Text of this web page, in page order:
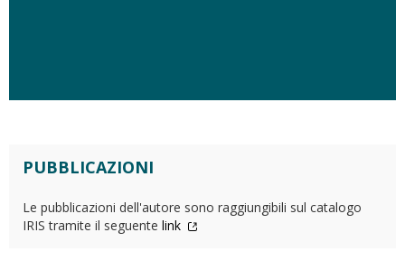
PUBBLICAZIONI
Le pubblicazioni dell'autore sono raggiungibili sul catalogo
IRIS tramite il seguente link